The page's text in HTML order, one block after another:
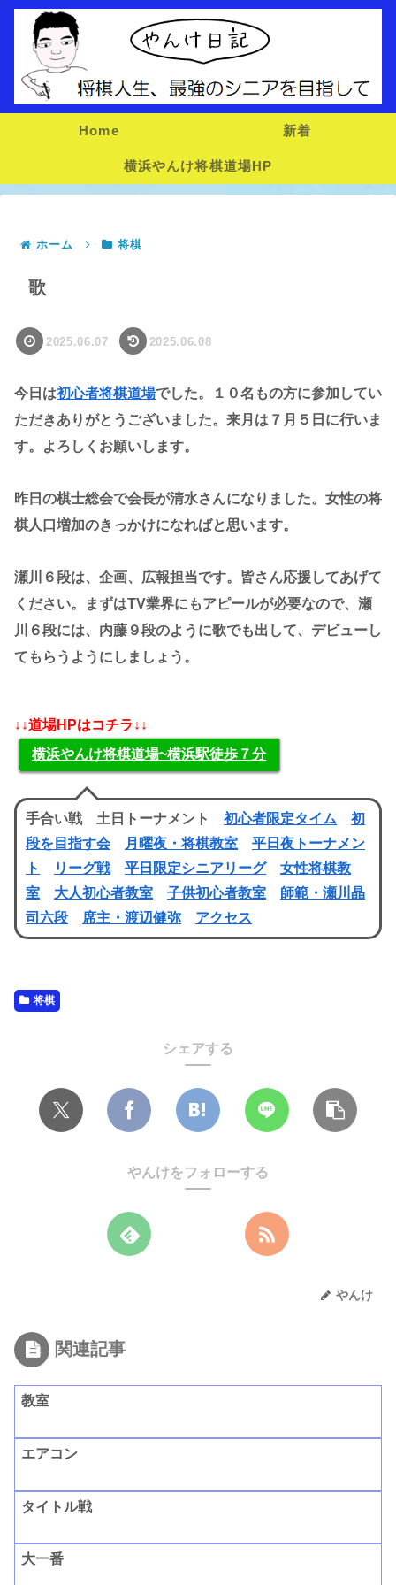
Home 新着
横浜やんけ将棋道場HP
ホーム 将棋
歌
2025.06.07 2025.06.08
今日は初心者将棋道場でした。１０名もの方に参加してい
ただきありがとうございました。来月は７月５日に行いま
す。よろしくお願いします。
昨日の棋士総会で会長が清水さんになりました。女性の将
棋人口増加のきっかけになればと思います。
瀬川６段は、企画、広報担当です。皆さん応援してあげて
ください。まずはTV業界にもアピールが必要なので、瀬
川６段には、内藤９段のように歌でも出して、デビューし
てもらうようにしましょう。
↓↓道場HPはコチラ↓↓
横浜やんけ将棋道場~横浜駅徒歩７分
手合い戦 土日トーナメント 初心者限定タイム
初
段を目指す会
月曜夜・将棋教室
平日夜トーナメン
ト
リーグ戦 平日限定シニアリーグ
女性将棋教
室
大人初心者教室 子供初心者教室
師範・瀬川晶
司六段
席主・渡辺健弥 アクセス
将棋
シェアする
やんけをフォローする
やんけ
関連記事
教室
エアコン
タイトル戦
大一番